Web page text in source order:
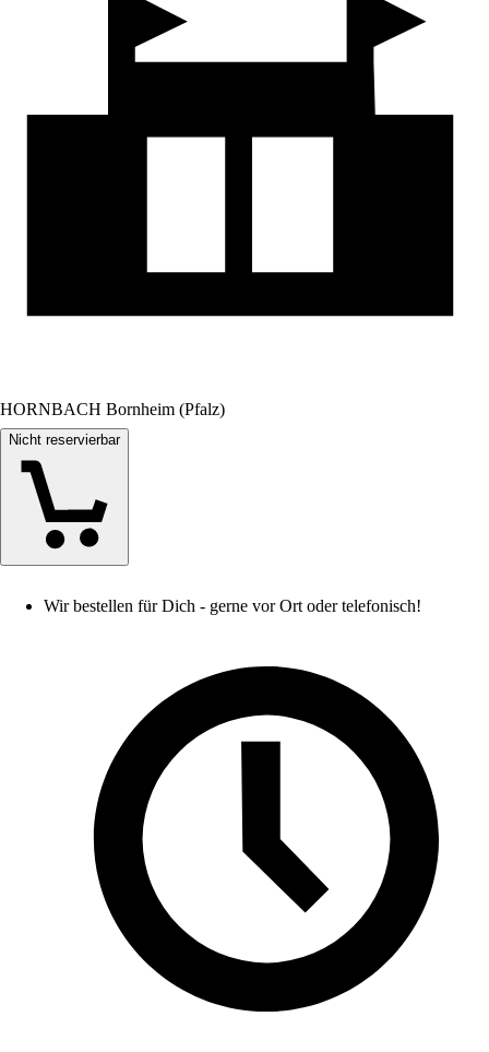
HORNBACH Bornheim (Pfalz)
Nicht reservierbar
Wir bestellen für Dich - gerne vor Ort oder telefonisch!